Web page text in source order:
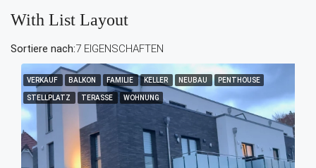
With List Layout
7 EIGENSCHAFTEN
Sortiere nach:
VERKAUF BALKON FAMILIE KELLER NEUBAU PENTHOUSE
STELLPLATZ TERASSE WOHNUNG